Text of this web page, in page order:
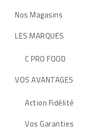
Nos Magasins
LES MARQUES
C PRO FOOD
VOS AVANTAGES
Action Fidélité
Vos Garanties